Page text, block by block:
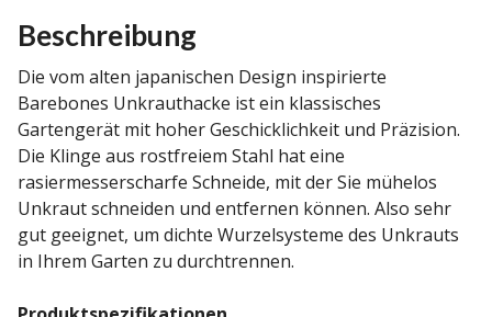
Beschreibung
Die vom alten japanischen Design inspirierte
Barebones Unkrauthacke ist ein klassisches
Gartengerät mit hoher Geschicklichkeit und Präzision.
Die Klinge aus rostfreiem Stahl hat eine
rasiermesserscharfe Schneide, mit der Sie mühelos
Unkraut schneiden und entfernen können. Also sehr
gut geeignet, um dichte Wurzelsysteme des Unkrauts
in Ihrem Garten zu durchtrennen.